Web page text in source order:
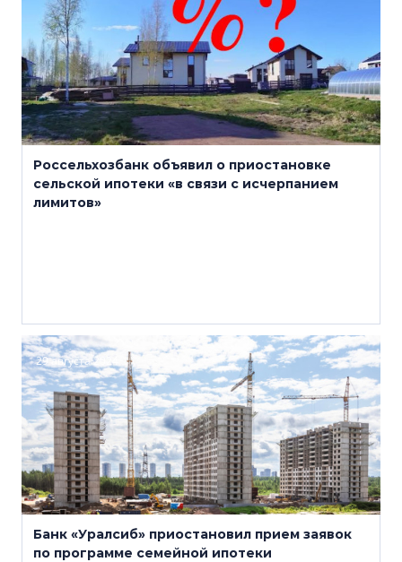
Россельхозбанк объявил о приостановке
сельской ипотеки «в связи с исчерпанием
лимитов»
29 августа 2024
Банк «Уралсиб» приостановил прием заявок
по программе семейной ипотеки